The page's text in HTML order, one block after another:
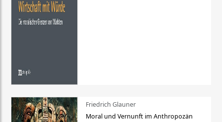
Friedrich Glauner
Moral und Vernunft im Anthropozän